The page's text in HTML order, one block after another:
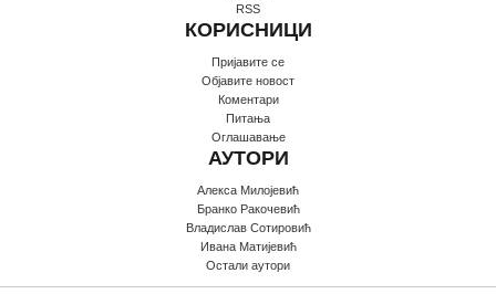
RSS
КОРИСНИЦИ
Пријавите се
Oбјавите новост
Коментари
Питања
Оглашавање
АУТОРИ
Алекса Милојевић
Бранко Ракочевић
Владислав Сотировић
Ивана Матијевић
Остали аутори